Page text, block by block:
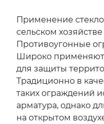
Применение
сельском хозяйстве
Противоугонные
Широко
для защиты
Традиционно в
таких ограждений
арматура, однако
на открытом